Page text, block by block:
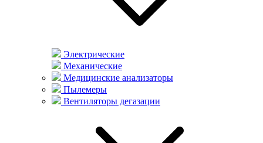
Электрические
Механические
Медицинские анализаторы
Пылемеры
Вентиляторы дегазации